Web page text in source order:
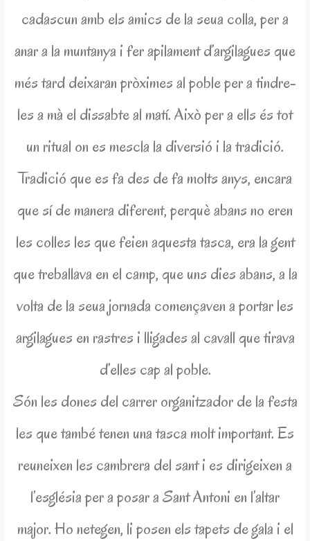
cadascun amb els amics de la seua colla, per a
anar a la muntanya i fer apilament d’argilagues que
més tard deixaran pròximes al poble per a tindre-
les a mà el dissabte al matí. Això per a ells és tot
un ritual on es mescla la diversió i la tradició.
Tradició que es fa des de fa molts anys, encara
que sí de manera diferent, perquè abans no eren
les colles les que feien aquesta tasca, era la gent
que treballava en el camp, que uns dies abans, a la
volta de la seua jornada començaven a portar les
argilagues en rastres i lligades al cavall que tirava
d’elles cap al poble.
Són les dones del carrer organitzador de la festa
les que també tenen una tasca molt important. Es
reuneixen les cambrera del sant i es dirigeixen a
l’església per a posar a Sant Antoni en l’altar
major. Ho netegen, li posen els tapets de gala i el